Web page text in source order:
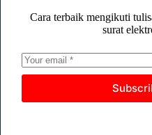
Cara terbaik mengikuti
surat